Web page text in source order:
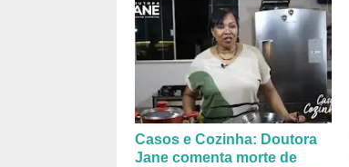
Casos e Cozinha: Doutora
Jane comenta morte de